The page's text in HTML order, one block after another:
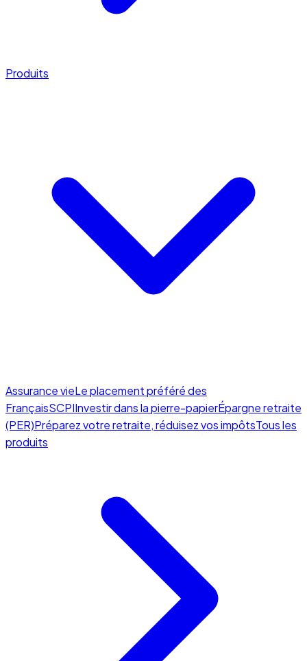
Produits
Assurance vieLe placement préféré des
FrançaisSCPIInvestir dans la pierre-papierÉpargne retraite
(PER)Préparez votre retraite, réduisez vos impôtsTous les
produits